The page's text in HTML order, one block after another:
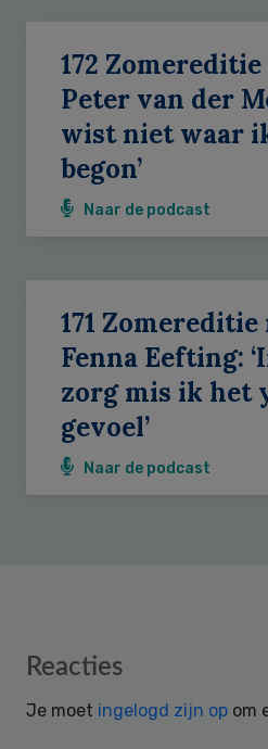
172
Peter van der
wist niet waar
begon’
Naar de podcast
171 Zomereditie
Fenna Eefting:
zorg mis ik het
gevoel’
Naar de podcast
Reader
Reacties
Je moet ingelogd zijn op om